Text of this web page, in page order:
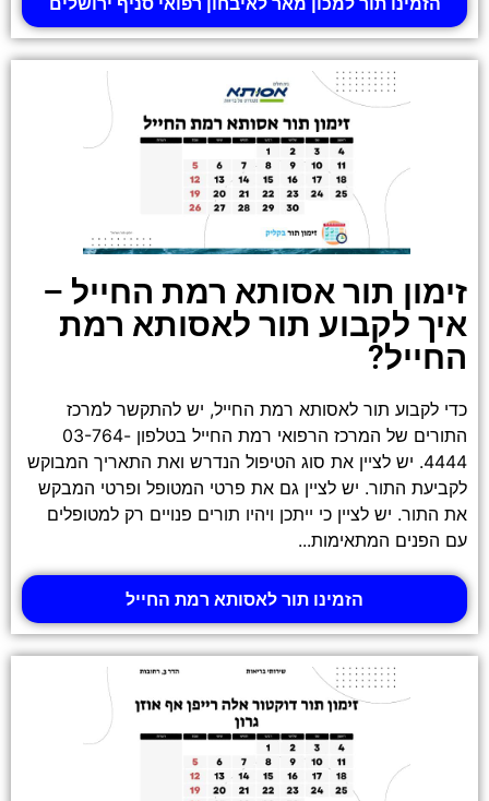
זימון תור אסותא רמת החייל –
איך לקבוע תור לאסותא רמת
החייל?
כדי לקבוע תור לאסותא רמת החייל, יש להתקשר למרכז
התורים של המרכז הרפואי רמת החייל בטלפון 03-764-
4444. יש לציין את סוג הטיפול הנדרש ואת התאריך המבוקש
לקביעת התור. יש לציין גם את פרטי המטופל ופרטי המבקש
את התור. יש לציין כי ייתכן ויהיו תורים פנויים רק למטופלים
עם הפנים המתאימות...
הזמינו תור לאסותא רמת החייל